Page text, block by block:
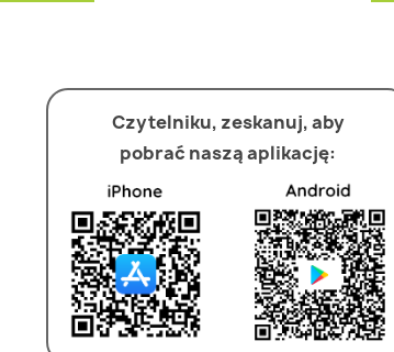
Czytelniku, zeskanuj, aby
pobrać naszą aplikację: